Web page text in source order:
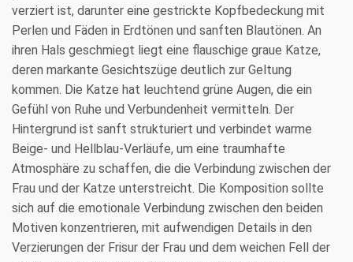
verziert ist, darunter eine gestrickte Kopfbedeckung mit
Perlen und Fäden in Erdtönen und sanften Blautönen. An
ihren Hals geschmiegt liegt eine flauschige graue Katze,
deren markante Gesichtszüge deutlich zur Geltung
kommen. Die Katze hat leuchtend grüne Augen, die ein
Gefühl von Ruhe und Verbundenheit vermitteln. Der
Hintergrund ist sanft strukturiert und verbindet warme
Beige- und Hellblau-Verläufe, um eine traumhafte
Atmosphäre zu schaffen, die die Verbindung zwischen der
Frau und der Katze unterstreicht. Die Komposition sollte
sich auf die emotionale Verbindung zwischen den beiden
Motiven konzentrieren, mit aufwendigen Details in den
Verzierungen der Frisur der Frau und dem weichen Fell der